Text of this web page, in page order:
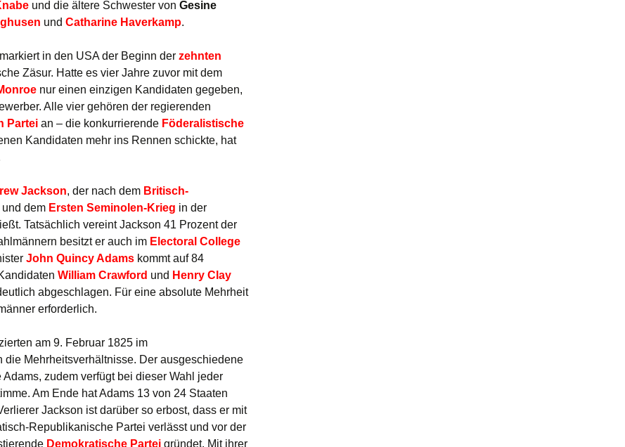
und die ältere Schwester von Gesine
und Catharine Haverkamp.
in den USA der Beginn der zehnten
Zäsur. Hatte es vier Jahre zuvor mit dem
nur einen einzigen Kandidaten gegeben,
Alle vier gehören der regierenden
Partei an – die konkurrierende Föderalistische
Kandidaten mehr ins Rennen schickte, hat
Jackson, der nach dem Britisch-
und dem Ersten Seminolen-Krieg in der
Tatsächlich vereint Jackson 41 Prozent der
besitzt er auch im Electoral College
John Quincy Adams kommt auf 84
William Crawford und Henry Clay
abgeschlagen. Für eine absolute Mehrheit
erforderlich.
am 9. Februar 1825 im
die Mehrheitsverhältnisse. Der ausgeschiedene
zudem verfügt bei dieser Wahl jeder
Am Ende hat Adams 13 von 24 Staaten
Jackson ist darüber so erbost, dass er mit
Republikanische Partei verlässt und vor der
Demokratische Partei gründet. Mit ihrer